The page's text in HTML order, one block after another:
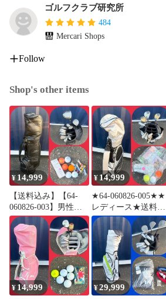
ゴルフクラブ研究所
484
Mercari Shops
Follow
Shop's other items
¥14,999
【送料込み】【64-
060826-003】男性用
セット(Rフレックス)
ウッドはドライバー
とスプーンの2本 ユ
ーティリティ3、4の2
本 アイアンは高性能
アイアン5-9、Pw、
Sw、パター
¥ 14,999
★64-060826-005★★
レディース★送料込
み★やさしい女性用
のハーフセット★お
まけ付き★
¥ 14,999 ¥29,999